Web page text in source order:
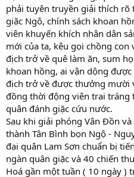
phải tuyên truyền giải thích rõ
giặc Ngô, chính sách khoan
viên khuyến khích nhân dân
mới của ta, kêu gọi chồng
địch trở về quê làm ăn, sum
khoan hồng, ai vận dộng
địch trở về được thưởng mười
đồng thời động viên trai tráng
quân đánh giặc cứu nước.
Sau khi giải phóng Vân Đồn
thành Tân Bình bọn Ngộ -
đại quân Lam Sơn chuẩn bị
ngàn quân giặc và 40 chiến
Hoá gần một tuần ( 10 ngày )